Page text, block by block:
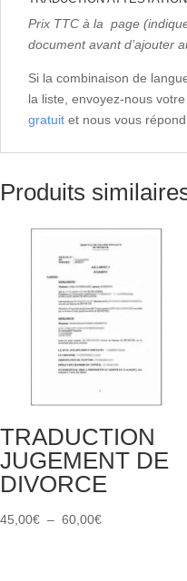
Prix TTC à la page
document avant d’ajouter
Si la combinaison de
la liste, envoyez-nous
gratuit et nous vous
Produits
TRADUCTION
JUGEMENT DE
DIVORCE
45,00€ – 60,00€Plage